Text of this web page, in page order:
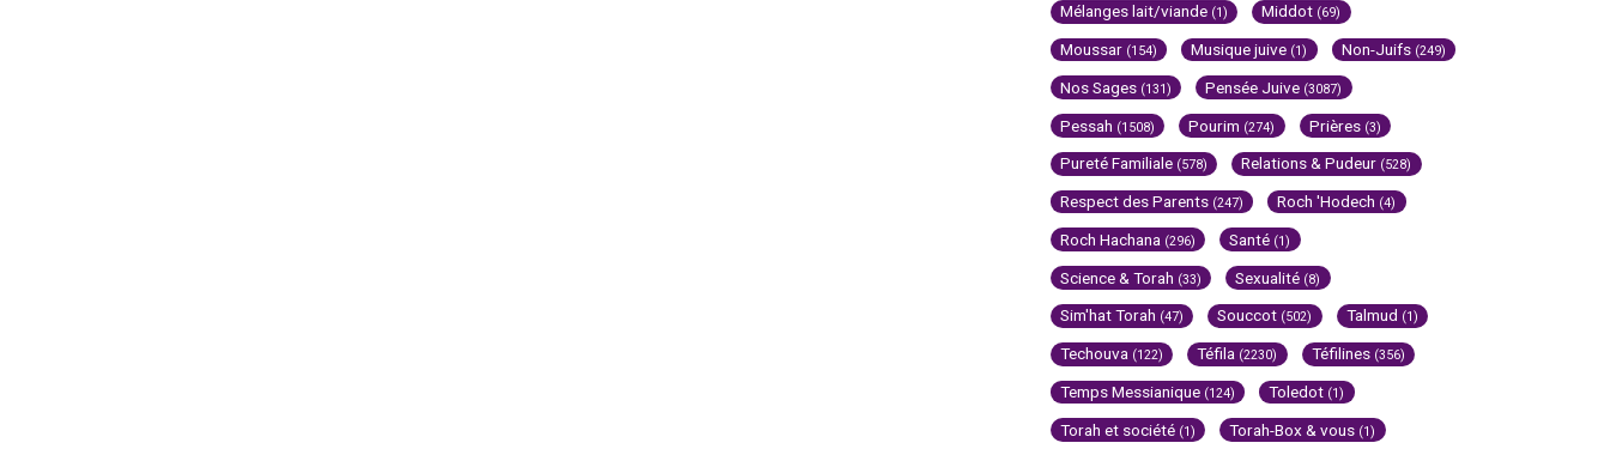
Mélanges lait/viande (1) Middot (69)
Moussar (154) Musique juive (1) Non-Juifs (249)
Nos Sages (131) Pensée Juive (3087)
Pessah (1508) Pourim (274) Prières (3)
Pureté Familiale (578) Relations & Pudeur (528)
Respect des Parents (247) Roch 'Hodech (4)
Roch Hachana (296) Santé (1)
Science & Torah (33) Sexualité (8)
Sim'hat Torah (47) Souccot (502) Talmud (1)
Techouva (122) Téfila (2230) Téfilines (356)
Temps Messianique (124) Toledot (1)
Torah et société (1) Torah-Box & vous (1)